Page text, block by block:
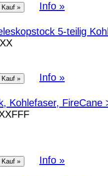
Info »
5-teilig
Info »
Kohlefaser,
Info »